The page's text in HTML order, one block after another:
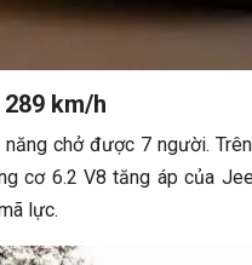
km/h
chở được 7 người.
cơ 6.2 V8 tăng áp của
lực.